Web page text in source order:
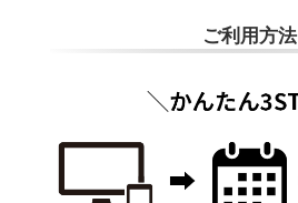
ご利用方法